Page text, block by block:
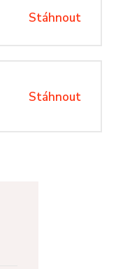
Stáhnout
Stáhnout